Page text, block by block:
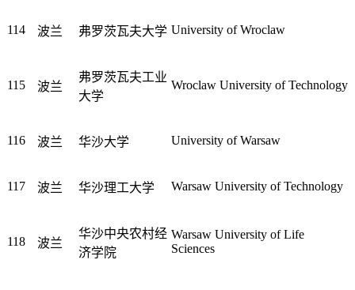
114 波兰 弗罗茨瓦夫大学 University of Wroclaw
115 波兰
弗罗茨瓦夫工业
大学
Wroclaw University of Technology
116 波兰 华沙大学 University of Warsaw
117 波兰 华沙理工大学 Warsaw University of Technology
118 波兰
华沙中央农村经
济学院
Warsaw University of Life
Sciences